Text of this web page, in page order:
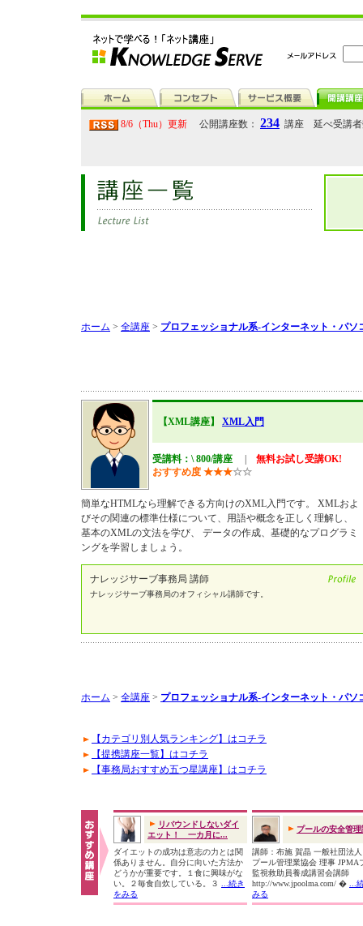
8/6（Thu）更新 公開講座数： 234 講座 延べ受講
ホーム > 全講座 > プロフェッショナル系-インターネット・パソ
【XML講座】 XML入門
受講料：\ 800/講座
無料お試し受講OK!
おすすめ度 ★★★☆☆
簡単なHTMLなら理解できる方向けのXML入門です。 XMLおよ
びその関連の標準仕様について、用語や概念を正しく理解し、
基本のXMLの文法を学び、 データの作成、基礎的なプログラミ
ングを学習しましょう。
ナレッジサーブ事務局 講師
ナレッジサーブ事務局のオフィシャル講師です。
ホーム > 全講座 > プロフェッショナル系-インターネット・パソ
【カテゴリ別人気ランキング】はコチラ
【提携講座一覧】はコチラ
【事務局おすすめ五つ星講座】はコチラ
リバウンドしないダイ
エット！ 一カ月に...
ダイエットの成功は意志の力とは関
係ありません。自分に向いた方法か
どうかが重要です。１食に興味がな
い。２毎食自炊している。３
...続き
をみる
プールの安全管理
講師：布施 賀晶 一般社団法
プール管理業協会 理事 JPMA
監視救助員養成講習会講師
http://www.jpoolma.com/ �
...
みる